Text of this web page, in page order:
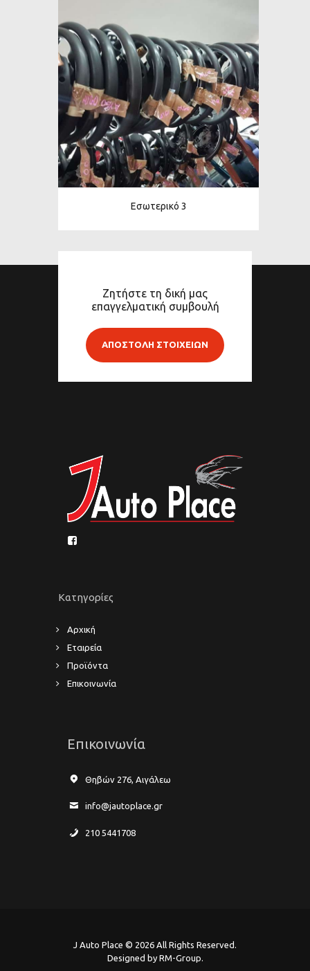
Εσωτερικό 3
Ζητήστε τη δική μας
επαγγελματική συμβουλή
ΑΠΟΣΤΟΛΗ ΣΤΟΙΧΕΙΩΝ
Κατηγορίες
Αρχική
Εταιρεία
Προϊόντα
Επικοινωνία
Επικοινωνία
Θηβών 276, Αιγάλεω
info@jautoplace.gr
210 5441708
J Auto Place © 2026 All Rights Reserved.
Designed by RM-Group.